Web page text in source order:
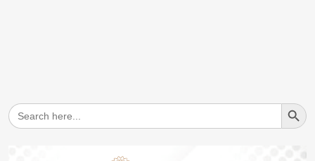
Search
for:
Search